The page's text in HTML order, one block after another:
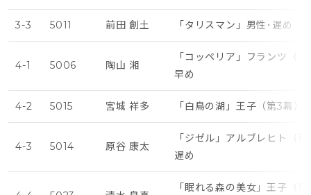
3-3 5011 前田 創土 「タリスマン」男性･遅め
4-1 5006 陶山 湘
「コッペリア」フランツ（
早め
4-2 5015 宮城 祥多 「白鳥の湖」王子（第3幕）
4-3 5014 原谷 康太
「ジゼル」アルブレヒト（
遅め
「眠れる森の美女」王子（